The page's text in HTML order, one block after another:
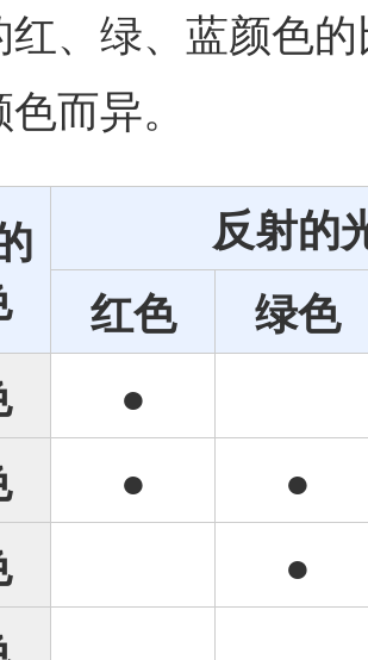
红、绿、蓝颜色
而异。
反射的
红色
绿色
●
● ●
●